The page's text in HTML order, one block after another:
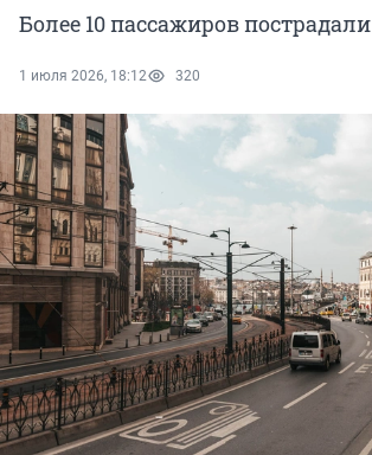
Более 10 пассажиров пострадали
1 июля 2026, 18:12 320